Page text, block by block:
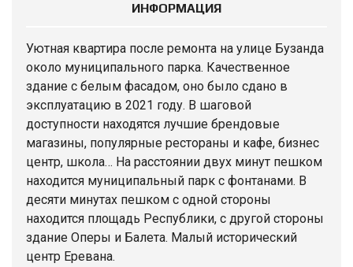
ИНФОРМАЦИЯ
Уютная квартира после ремонта на улице Бузанда
около муниципального парка. Качественное
здание с белым фасадом, оно было сдано в
эксплуатацию в 2021 году. В шаговой
доступности находятся лучшие брендовые
магазины, популярные рестораны и кафе, бизнес
центр, школа… На расстоянии двух минут пешком
находится муниципальный парк с фонтанами. В
десяти минутах пешком с одной стороны
находится площадь Республики, с другой стороны
здание Оперы и Балета. Малый исторический
центр Еревана.